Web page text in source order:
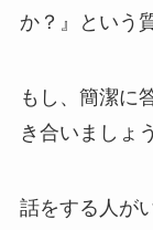
か？』という
もし、簡潔に
き合いましょ
話をする人が